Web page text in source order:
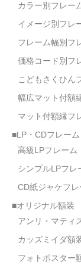
カラー別フレー
イメージ別フレ
フレーム幅別フ
価格コード別フ
こどもさくひん
幅広マット付額
マット付額縁フ
■LP・CDフレーム
高級LPフレーム
シンプルLPフレ
CD紙ジャケフレ
■オリジナル額装
アンリ・マティ
カッズミイダ額
フォトポスター